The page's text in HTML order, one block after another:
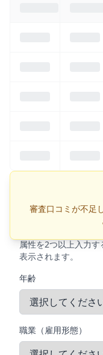
審査口コミが不足
あなたと近い属
属性を2つ以上入力
表示されます。
年齢
職業（雇用形態）